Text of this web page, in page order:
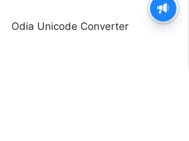
Odia Unicode Converter